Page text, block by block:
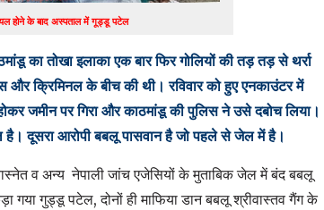
होने के बाद अस्पताल में गूड्डू पटेल
का तोखा इलाका एक बार फिर गोलियों की तड़ तड़ से थर्रा
और क्रिमिनल के बीच की थी। रविवार को हुए एनकाउंटर में
जमीन पर गिरा और काठमांडू की पुलिस ने उसे दबोच लिया।
है। दूसरा आरोपी बबलू पासवान है जो पहले से जेल में है।
व अन्य नेपाली जांच एजेसियों के मुताबिक जेल में बंद बबलू
गुड्डू पटेल, दोनों ही माफिया डान बबलू श्रीवास्तव गैंग के